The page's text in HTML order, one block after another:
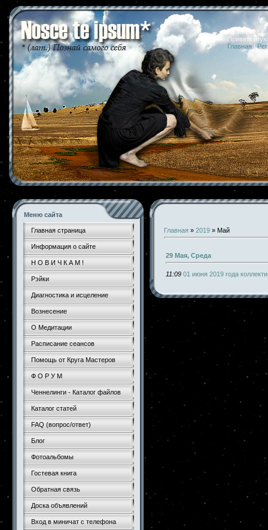
09.08.2026
Главная |
Меню сайта
Главная страница
Информация о сайте
Н О В И Ч К А М !
Рэйки
Диагностика и исцеление
Вознесение
О Медитации
Расписание сеансов
Помощь от Круга Мастеров
Ф О Р У М
Ченнелинги - Каталог файлов
Каталог статей
FAQ (вопрос/ответ)
Блог
Фотоальбомы
Гостевая книга
Обратная связь
Доска объявлений
Вход в миничат с телефона
Главная » 2019 » Май
29 Мая, Среда
11:09 01 июня 2019 года